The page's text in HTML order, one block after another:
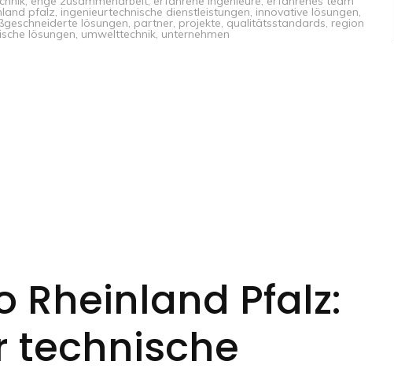
pfalz, ingenieurtechnische dienstleistungen, innovative lösungen,
lösungen, partner, projekte, qualitätsstandards, region
lösungen, umwelttechnik, unternehmen
Rheinland Pfalz:
technische